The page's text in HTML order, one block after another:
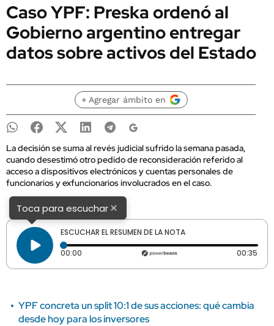
Caso YPF: Preska ordenó al
Gobierno argentino entregar
datos sobre activos del Estado
+ Agregar ámbito en
La decisión se suma al revés judicial sufrido la semana pasada,
cuando desestimó otro pedido de reconsideración referido al
acceso a dispositivos electrónicos y cuentas personales de
funcionarios y exfuncionarios involucrados en el caso.
Toca para escuchar×
ESCUCHAR EL RESUMEN DE LA NOTA
00:00 Tiempo transcurrido: 0 segundos 00:35
YPF concreta un split 10:1 de sus acciones: qué cambia
desde hoy para los inversores